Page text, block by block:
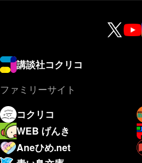
講談社コクリコ
ファミリーサイト
コクリコ
WEB げんき
Aneひめ.net